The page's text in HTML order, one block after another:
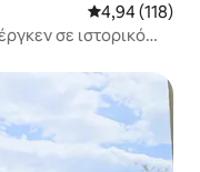
Μέση
4,94 (118)
σε ιστορικό